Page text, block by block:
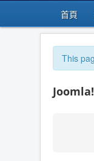
首頁
This